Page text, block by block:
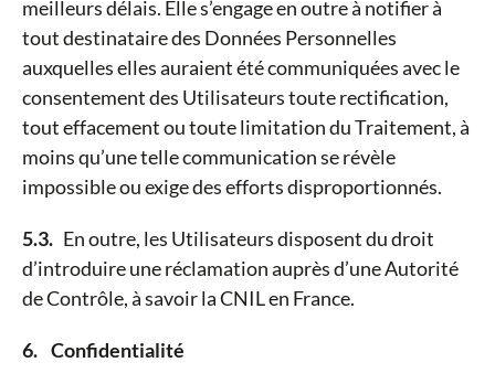
meilleurs délais. Elle s’engage en outre à notifier à
tout destinataire des Données Personnelles
auxquelles elles auraient été communiquées avec le
consentement des Utilisateurs toute rectification,
tout effacement ou toute limitation du Traitement, à
moins qu’une telle communication se révèle
impossible ou exige des efforts disproportionnés.
5.3. En outre, les Utilisateurs disposent du droit
d’introduire une réclamation auprès d’une Autorité
de Contrôle, à savoir la CNIL en France.
6. Confidentialité